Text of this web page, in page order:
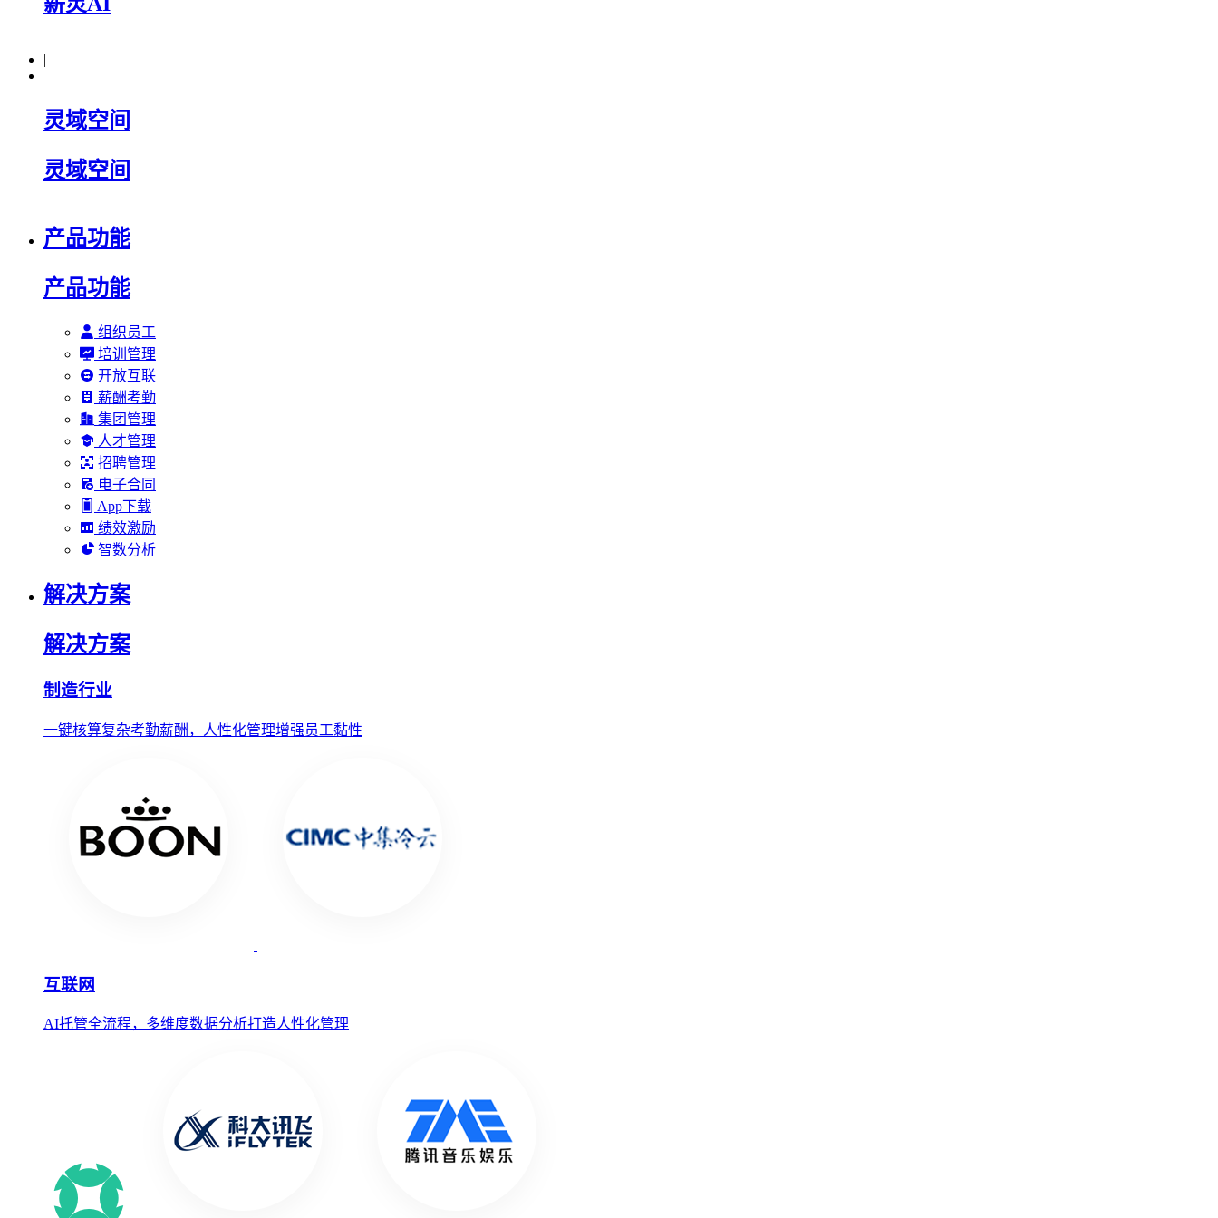
|
灵域空间
灵域空间
产品功能
产品功能
组织员工
培训管理
开放互联
薪酬考勤
集团管理
人才管理
招聘管理
电子合同
App下载
绩效激励
智数分析
解决方案
解决方案
制造行业
一键核算复杂考勤薪酬，人性化管理增强员工黏性
互联网
AI托管全流程，多维度数据分析打造人性化管理